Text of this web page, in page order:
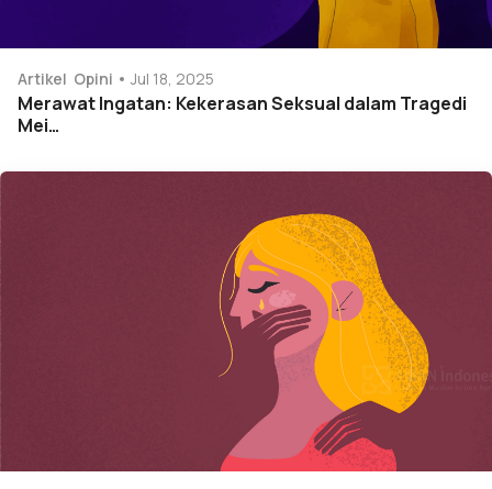
Artikel Opini Jul 18, 2025
Merawat Ingatan: Kekerasan Seksual dalam Tragedi
Mei…